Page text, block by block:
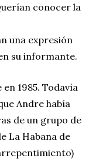
conocer la
una expresión
su informante.
1985. Todavía
Andre había
de un grupo de
La Habana de